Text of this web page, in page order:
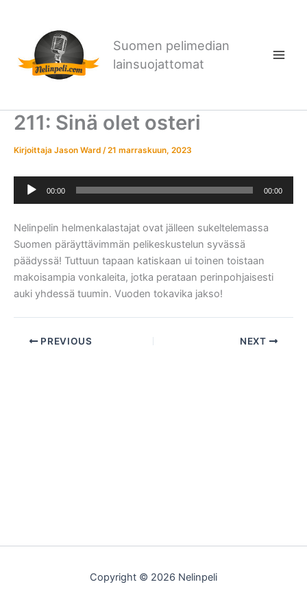
Suomen pelimedian
lainsuojattomat
211: Sinä olet osteri
Kirjoittaja Jason Ward /21 marraskuun, 2023
Äänitoistin
00:00 00:00
Nelinpelin helmenkalastajat ovat jälleen sukeltelemassa
Suomen päräyttävimmän pelikeskustelun syvässä
päädyssä! Tuttuun tapaan katiskaan ui toinen toistaan
makoisampia vonkaleita, jotka perataan perinpohjaisesti
auki yhdessä tuumin. Vuoden tokavika jakso!
PREVIOUS NEXT
Copyright © 2026 Nelinpeli